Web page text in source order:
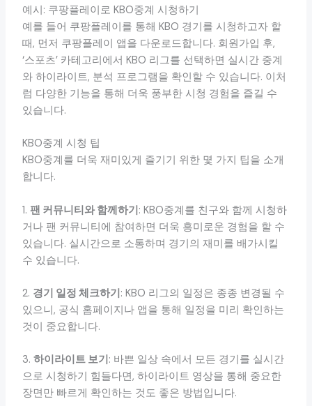
예시: 쿠팡플레이로 KBO중계 시청하기
예를 들어 쿠팡플레이를 통해 KBO 경기를 시청하고자 할
때, 먼저 쿠팡플레이 앱을 다운로드합니다. 회원가입 후,
‘스포츠’ 카테고리에서 KBO 리그를 선택하면 실시간 중계
와 하이라이트, 분석 프로그램을 확인할 수 있습니다. 이처
럼 다양한 기능을 통해 더욱 풍부한 시청 경험을 즐길 수
있습니다.
KBO중계 시청 팁
KBO중계를 더욱 재미있게 즐기기 위한 몇 가지 팁을 소개
합니다.
1. 팬 커뮤니티와 함께하기 : KBO중계를 친구와 함께 시청하
거나 팬 커뮤니티에 참여하면 더욱 흥미로운 경험을 할 수
있습니다. 실시간으로 소통하며 경기의 재미를 배가시킬
수 있습니다.
2. 경기 일정 체크하기 : KBO 리그의 일정은 종종 변경될 수
있으니, 공식 홈페이지나 앱을 통해 일정을 미리 확인하는
것이 중요합니다.
3. 하이라이트 보기 : 바쁜 일상 속에서 모든 경기를 실시간
으로 시청하기 힘들다면, 하이라이트 영상을 통해 중요한
장면만 빠르게 확인하는 것도 좋은 방법입니다.